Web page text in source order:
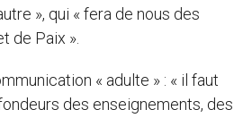
», qui « fera de nous des
de Paix ».
« adulte » : « il faut
des enseignements, des